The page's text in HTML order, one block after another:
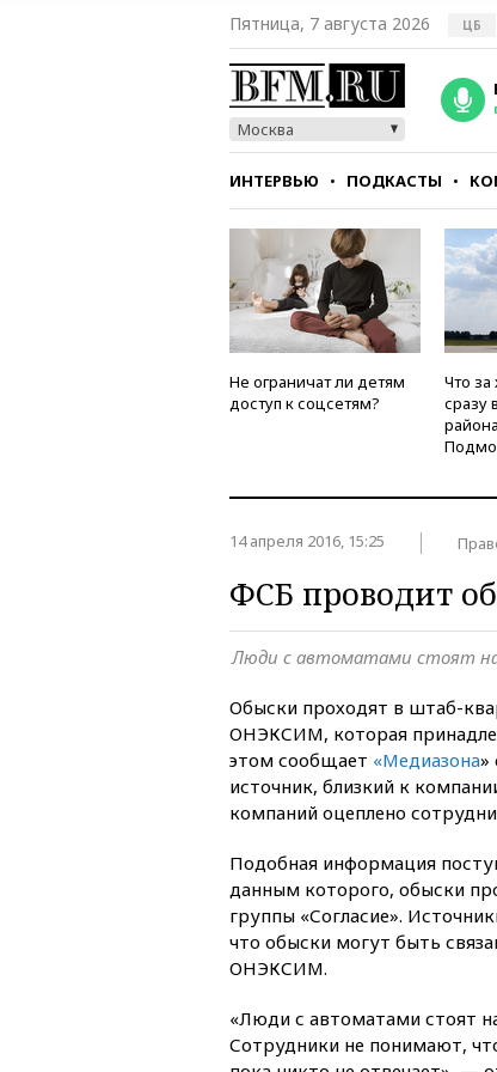
Пятница, 7 августа 2026 ЦБ
Москва
ИНТЕРВЬЮ ПОДКАСТЫ
СТИЛЬ ТЕСТЫ
Не ограничат ли детям
доступ к соцсетям?
Что за
сразу
14 апреля 2016, 15:25
ФСБ проводит
Люди с автоматами стоят
Обыски проходят в штаб-
ОНЭКСИМ, которая
этом сообщает «Медиазона»
источник, близкий к
компаний оцеплено
Подобная информация
данным которого, обыски
группы «Согласие».
что обыски могут быть
ОНЭКСИМ.
«Люди с автоматами стоят
Сотрудники не понимают,